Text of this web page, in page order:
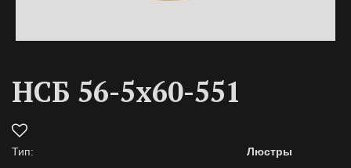
НСБ 56-5х60-551
Тип:
Люстры